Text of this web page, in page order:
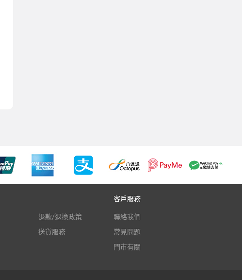
退款/退換政策
送貨服務
客戶服務
聯絡我們
常見問題
門市有關